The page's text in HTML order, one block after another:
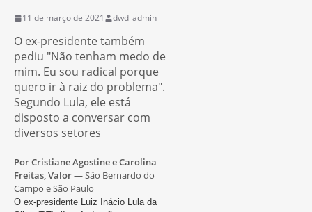
11 de março de 2021 dwd_admin
O ex-presidente também
pediu "Não tenham medo de
mim. Eu sou radical porque
quero ir à raiz do problema".
Segundo Lula, ele está
disposto a conversar com
diversos setores
Por Cristiane Agostine e Carolina
Freitas, Valor— São Bernardo do
Campo e São Paulo
O ex-presidente Luiz Inácio Lula da